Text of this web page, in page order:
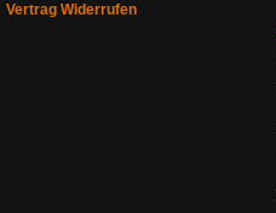
Vertrag Widerrufen